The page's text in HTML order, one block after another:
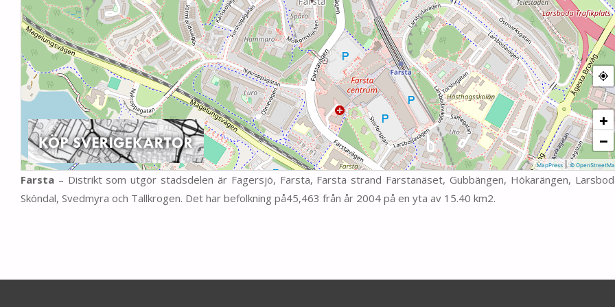
+
−
MapPress|©
Farsta – Distrikt som utgör stadsdelen är Fagersjö, Farsta, Farsta strand Farstanäset, Gubbängen, Hökarängen,
Sköndal, Svedmyra och Tallkrogen. Det har befolkning på45,463 från år 2004 på en yta av 15.40 km2.